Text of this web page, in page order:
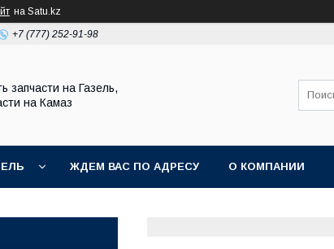
на Satu.kz
+7 (777) 252-91-98
запчасти на Газель,
на Камаз
ЖДЕМ ВАС ПО АДРЕСУ О КОМПАНИИ